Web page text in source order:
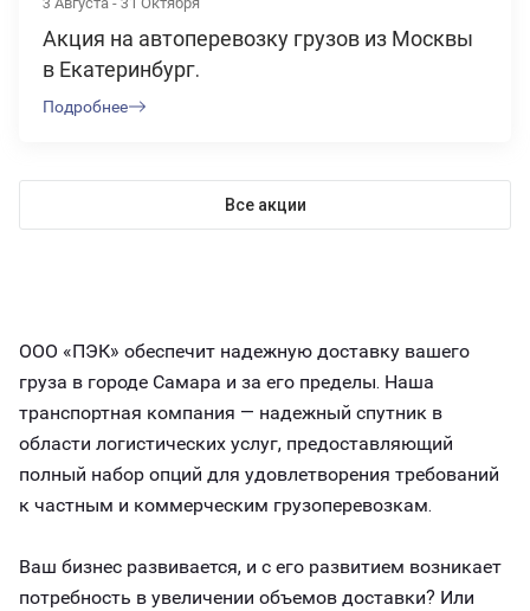
Акция на автоперевозку грузов из Москвы
в Екатеринбург.
Подробнее
Все акции
ООО «ПЭК» обеспечит надежную доставку вашего
груза в городе Самара и за его пределы. Наша
транспортная компания — надежный спутник в
области логистических услуг, предоставляющий
полный набор опций для удовлетворения требований
к частным и коммерческим грузоперевозкам.
Ваш бизнес развивается, и с его развитием возникает
потребность в увеличении объемов доставки? Или